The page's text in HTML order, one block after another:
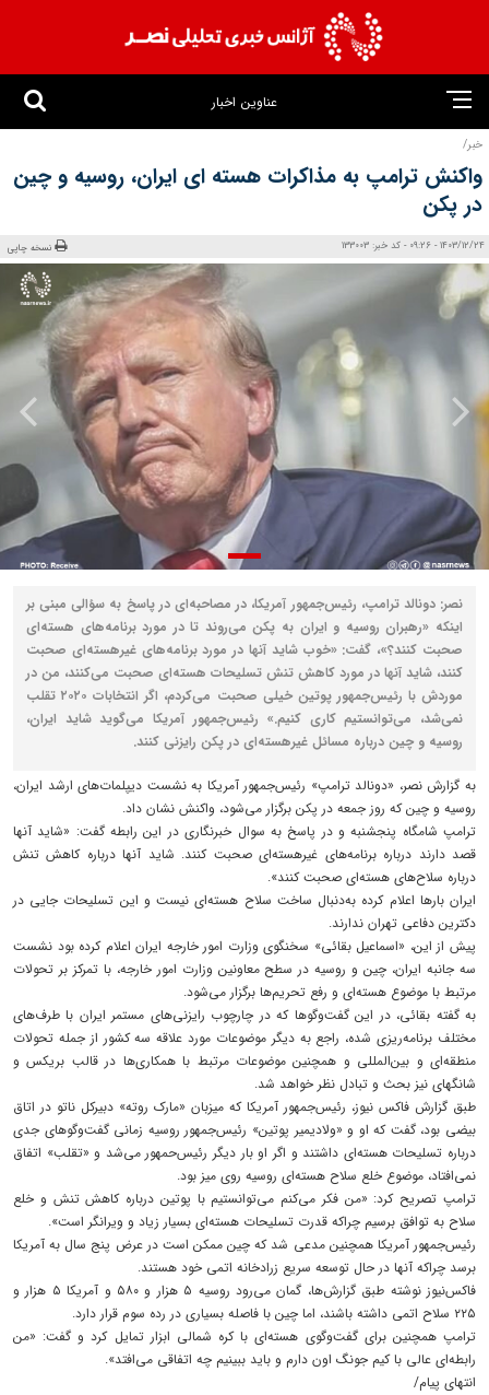
عناوین اخبار
خبر/
واکنش ترامپ به مذاکرات هسته ای ایران، روسیه و چین
در پکن
1403/12/24 - 09:26 - کد خبر: 133003 نسخه چاپی
نصر: دونالد ترامپ، رئیس‌جمهور آمریکا، در مصاحبه‌ای در پاسخ به سؤالی مبنی بر
اینکه «رهبران روسیه و ایران به پکن می‌روند تا در مورد برنامه‌های هسته‌ای
صحبت کنند؟»، گفت: «خوب شاید آنها در مورد برنامه‌های غیرهسته‌ای صحبت
کنند، شاید آنها در مورد کاهش تنش تسلیحات هسته‌ای صحبت می‌کنند، من در
موردش با رئیس‌جمهور پوتین خیلی صحبت می‌کردم، اگر انتخابات ۲۰۲۰ تقلب
نمی‌شد، می‌توانستیم کاری کنیم.» رئیس‌جمهور آمریکا می‌گوید شاید ایران،
روسیه و چین درباره مسائل غیرهسته‌ای در پکن رایزنی کنند.
به گزارش نصر، «دونالد ترامپ» رئیس‌جمهور آمریکا به نشست دیپلمات‌های ارشد ایران،
روسیه و چین که روز جمعه در پکن برگزار می‌شود، واکنش نشان داد.
ترامپ شامگاه پنجشنبه و در پاسخ به سوال خبرنگاری در این رابطه گفت: «شاید آنها
قصد دارند درباره برنامه‌های غیرهسته‌ای صحبت کنند. شاید آنها درباره کاهش تنش
درباره سلاح‌های هسته‌ای صحبت کنند».
ایران بار‌ها اعلام کرده به‌دنبال ساخت سلاح هسته‌ای نیست و این تسلیحات جایی در
دکترین دفاعی تهران ندارند.
پیش از این، «اسماعیل بقائی» سخنگوی وزارت امور خارجه ایران اعلام کرده بود نشست
سه جانبه ایران، چین و روسیه در سطح معاونین وزارت امور خارجه، با تمرکز بر تحولات
مرتبط با موضوع هسته‌ای و رفع تحریم‌ها برگزار می‌شود.
به گفته بقائی، در این گفت‌و‌گو‌ها که در چارچوب رایزنی‌های مستمر ایران با طرف‌های
مختلف برنامه‌ریزی شده، راجع به دیگر موضوعات مورد علاقه سه کشور از جمله تحولات
منطقه‌ای و بین‌المللی و همچنین موضوعات مرتبط با همکاری‌ها در قالب بریکس و
شانگهای نیز بحث و تبادل نظر خواهد شد.
طبق گزارش فاکس نیوز، رئیس‌جمهور آمریکا که میزبان «مارک روته» دبیرکل ناتو در اتاق
بیضی بود، گفت که او و «ولادیمیر پوتین» رئیس‌جمهور روسیه زمانی گفت‌و‌گو‌های جدی
درباره تسلیحات هسته‌ای داشتند و اگر او بار دیگر رئیس‌حمهور می‌شد و «تقلب» اتفاق
نمی‌افتاد، موضوع خلع سلاح هسته‌ای روسیه روی میز بود.
ترامپ تصریح کرد: «من فکر می‌کنم می‌توانستیم با پوتین درباره کاهش تنش و خلع
سلاح به توافق برسیم چراکه قدرت تسلیحات هسته‌ای بسیار زیاد و ویرانگر است».
رئیس‌جمهور آمریکا همچنین مدعی شد که چین ممکن است در عرض پنج سال به آمریکا
برسد چراکه آنها در حال توسعه سریع زرادخانه اتمی خود هستند.
فاکس‌نیوز نوشته طبق گزارش‌ها، گمان می‌رود روسیه ۵ هزار و ۵۸۰ و آمریکا ۵ هزار و
۲۲۵ سلاح اتمی داشته باشند، اما چین با فاصله بسیاری در رده سوم قرار دارد.
ترامپ همچنین برای گفت‌وگوی هسته‌ای با کره شمالی ابزار تمایل کرد و گفت: «من
رابطه‌ای عالی با کیم جونگ اون دارم و باید ببینیم چه اتفاقی می‌افتد».
انتهای پیام/